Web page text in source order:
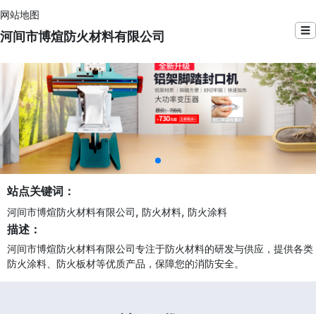
网站地图
河间市博煊防火材料有限公司 ☰
站点关键词：
河间市博煊防火材料有限公司, 防火材料, 防火涂料
描述：
河间市博煊防火材料有限公司专注于防火材料的研发与供应，提供各类
防火涂料、防火板材等优质产品，保障您的消防安全。